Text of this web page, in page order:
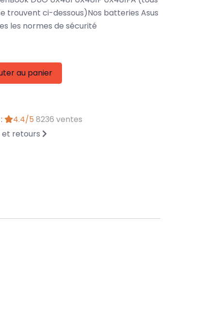
trouvent ci-dessous)Nos batteries Asus
les normes de sécurité
au panier
4.4/5 8236 ventes
et retours